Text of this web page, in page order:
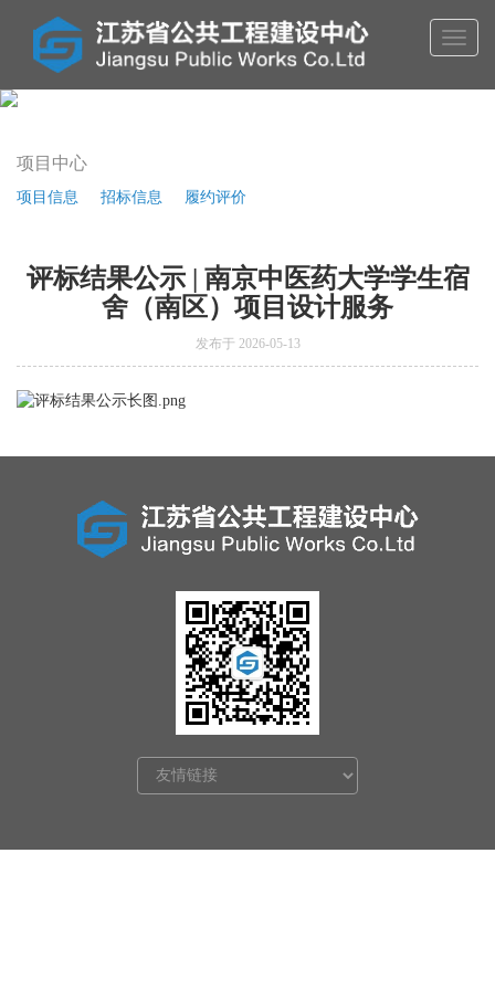
Toggle
项目中心
项目信息 招标信息 履约评价
评标结果公示 | 南京中医药大学学生宿
舍（南区）项目设计服务
发布于 2026-05-13